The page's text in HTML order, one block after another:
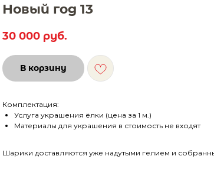
Новый год 13
30 000 руб.
В корзину
Комплектация:
Услуга украшения ёлки (цена за 1 м.)
Материалы для украшения в стоимость не входят
Шарики доставляются уже надутыми гелием и